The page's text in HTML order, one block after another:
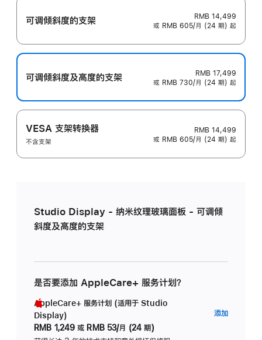
可调倾斜度的支架
RMB 14,499
或 RMB 605/月 (24 期) 起
可调倾斜度及高‍度的支‍架
RMB 17,499
或 RMB 730/月 (24 期) 起
VESA 支架转换器
不含支架
RMB 14,499
或 RMB 605/月 (24 期) 起
Studio Display - 纳米纹理玻璃面板 - 可调倾
斜度及高度的支架
是否要添加 AppleCare+ 服务计划？
AppleCare+ 服务计划 (适用于 Studio
Display)
RMB 1,249 或 RMB 53/月 (24 期)
添加